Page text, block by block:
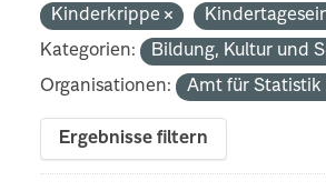
Kinderkrippe
Kategorien:
Bildung, Kultur und
Organisationen:
Amt für
Ergebnisse filtern